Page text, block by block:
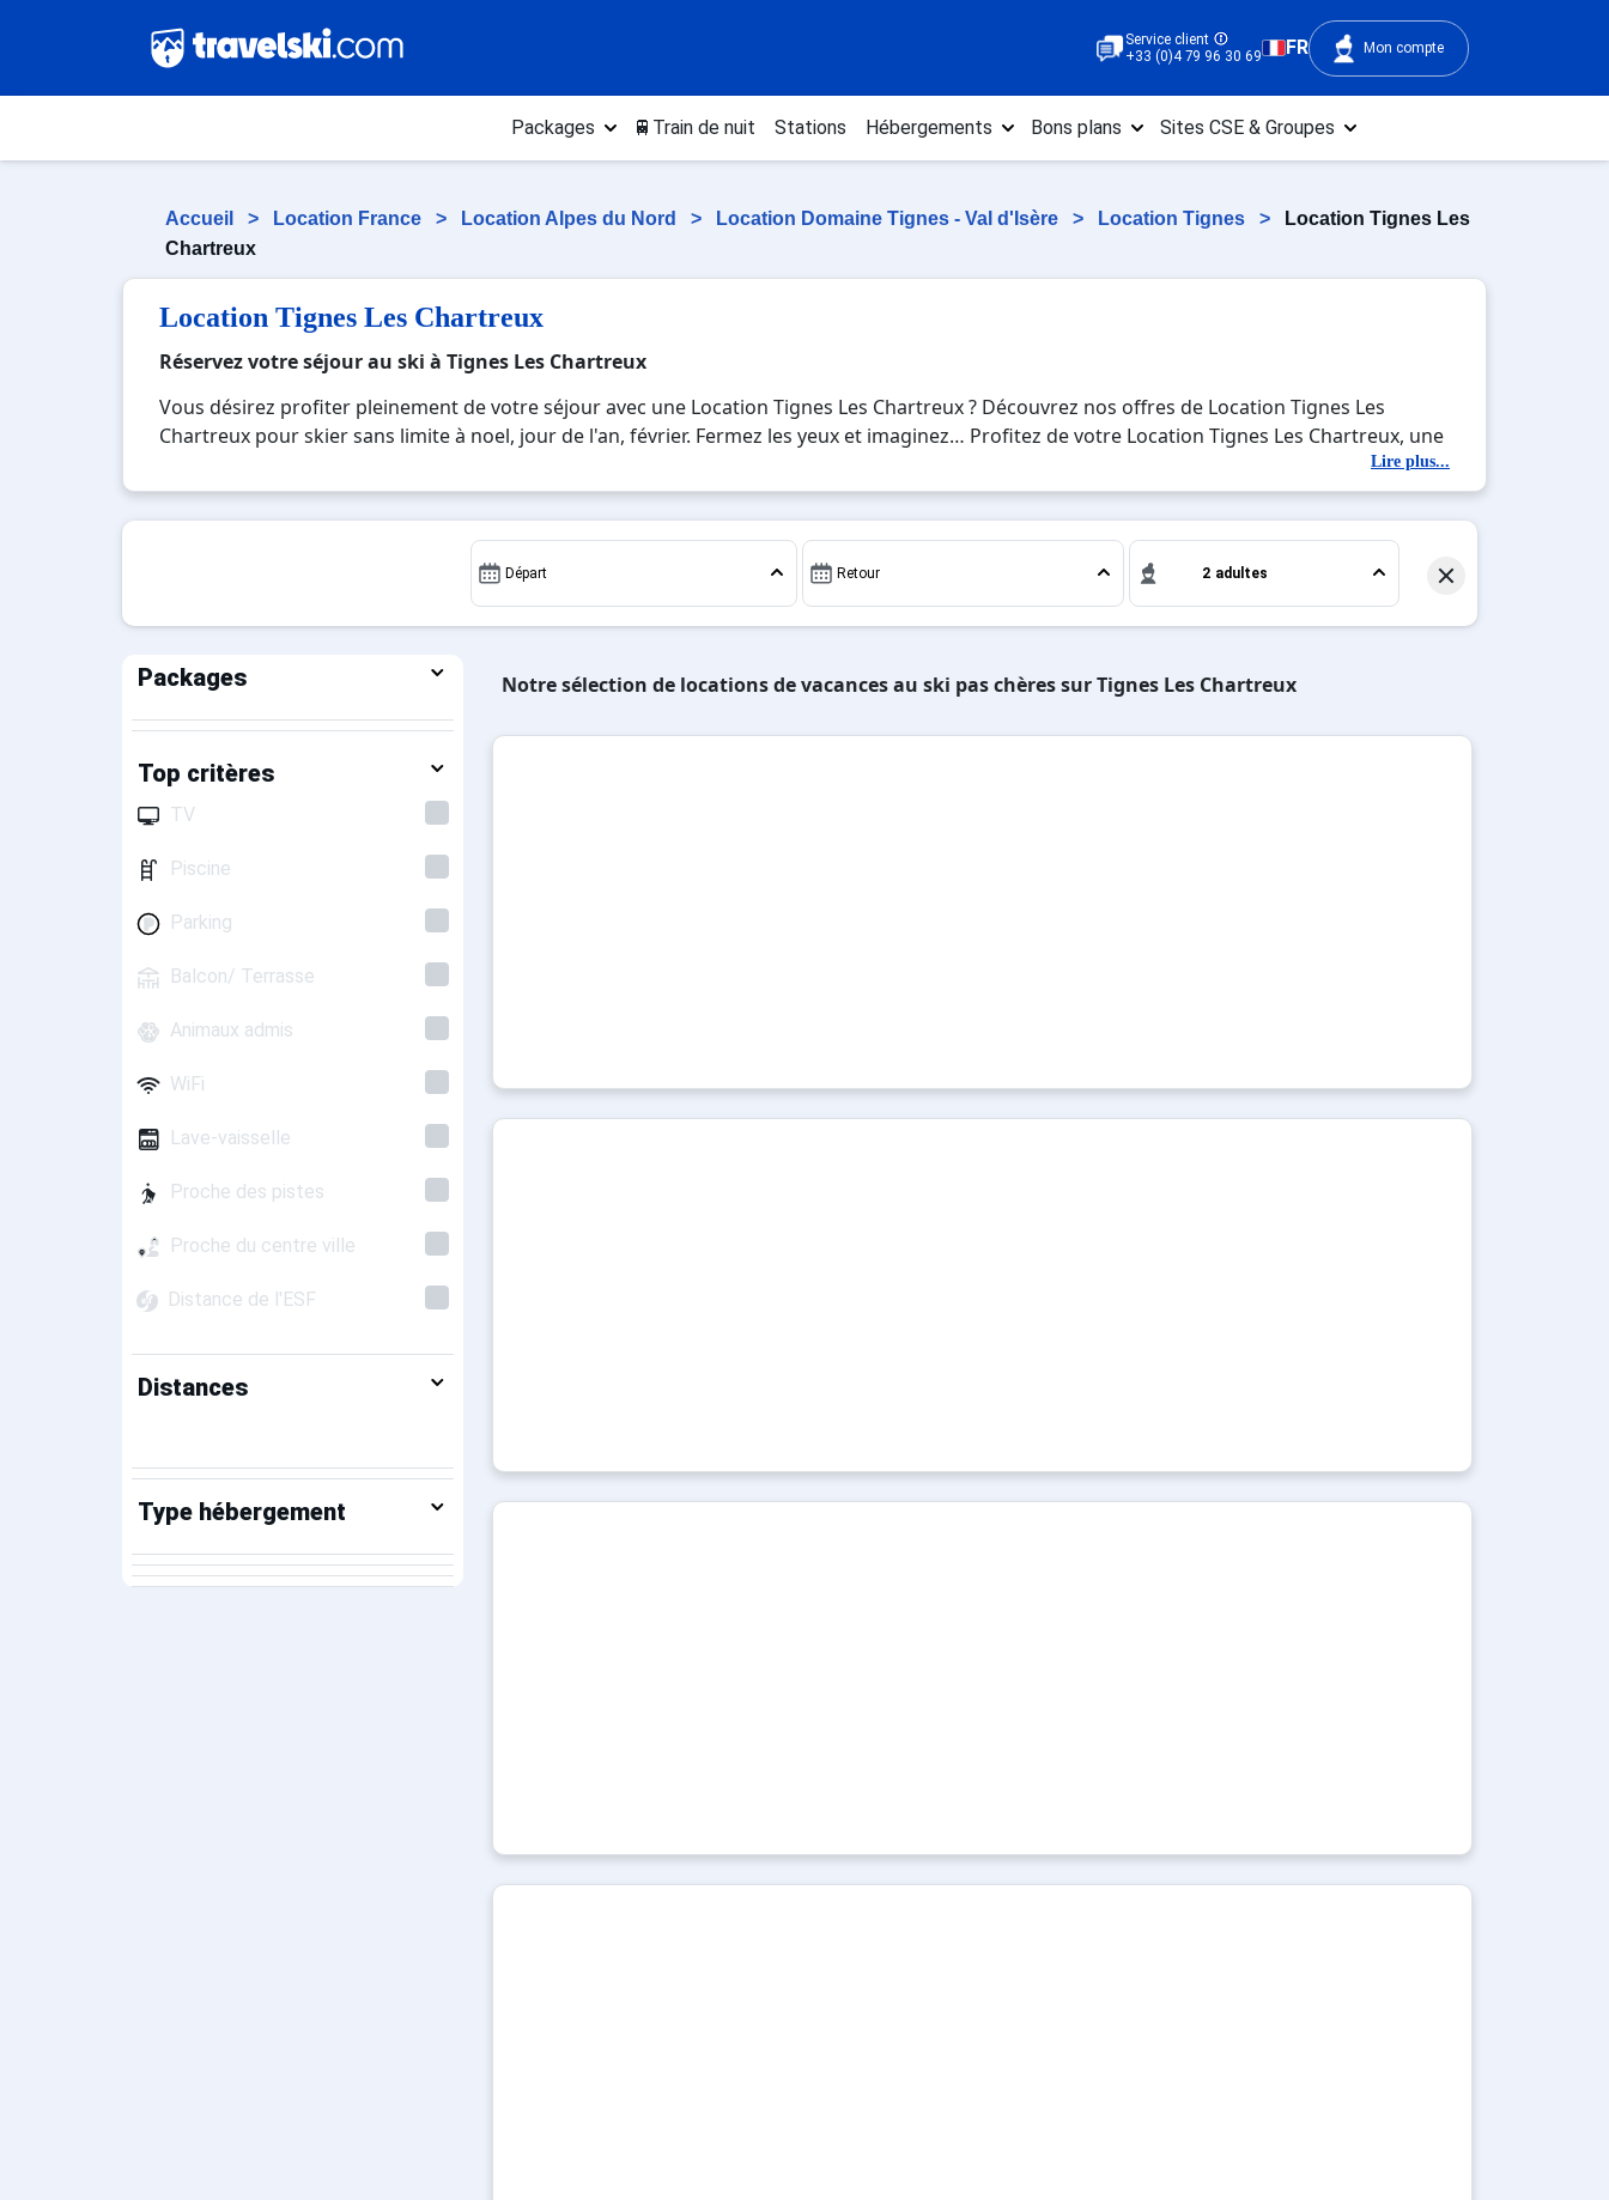
Service client
+33 (0)4 79 96 30 69
FR Mon compte
Packages 🚆Train de nuit Stations Hébergements Bons plans Sites CSE & Groupes
Accueil > Location France > Location Alpes du Nord > Location Domaine Tignes - Val d'Isère > Location Tignes >
Location Tignes Les
Chartreux
Location Tignes Les Chartreux
Réservez votre séjour au ski à Tignes Les Chartreux
Vous désirez profiter pleinement de votre séjour avec une Location Tignes Les Chartreux ? Découvrez nos offres de Location Tignes Les
Chartreux pour skier sans limite à noel, jour de l'an, février. Fermez les yeux et imaginez… Profitez de votre Location Tignes Les Chartreux, une
station réputée et moderne où vous pourrez mêler les plaisirs de la glisse sur les pistes de ski et des activités en totale immersion avec la
beauté des paysages montagnards. Pour un week-end ou pour 7 jours en Location Tignes Les Chartreux , en famille ou entre amis, c'est
l'occasion parfaite pour créer des souvenirs uniques de vos vacances au ski.
Lire plus...
Départ Retour 2 adultes
Packages
Top critères
TV
Piscine
Parking
Balcon/ Terrasse
Animaux admis
WiFi
Lave-vaisselle
Proche des pistes
Proche du centre ville
Distance de l'ESF
Distances
Type hébergement
Notre sélection de locations de vacances au ski pas chères sur Tignes Les Chartreux